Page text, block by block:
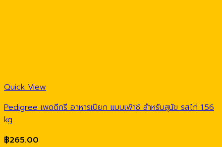
Quick View
Pedigree เพดดีกรี อาหารเปียก แบบเพ้าช์ สำหรับสุนัข รสไก่ 1.56
kg
฿265.00